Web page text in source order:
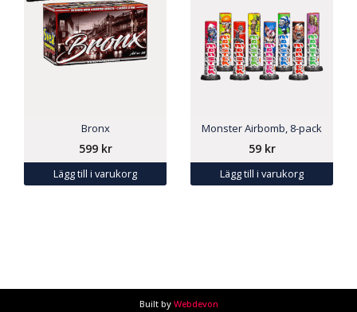
Bronx
599 kr
Lägg till i varukorg
Monster Airbomb, 8-pack
59 kr
Lägg till i varukorg
Built by Webdevon